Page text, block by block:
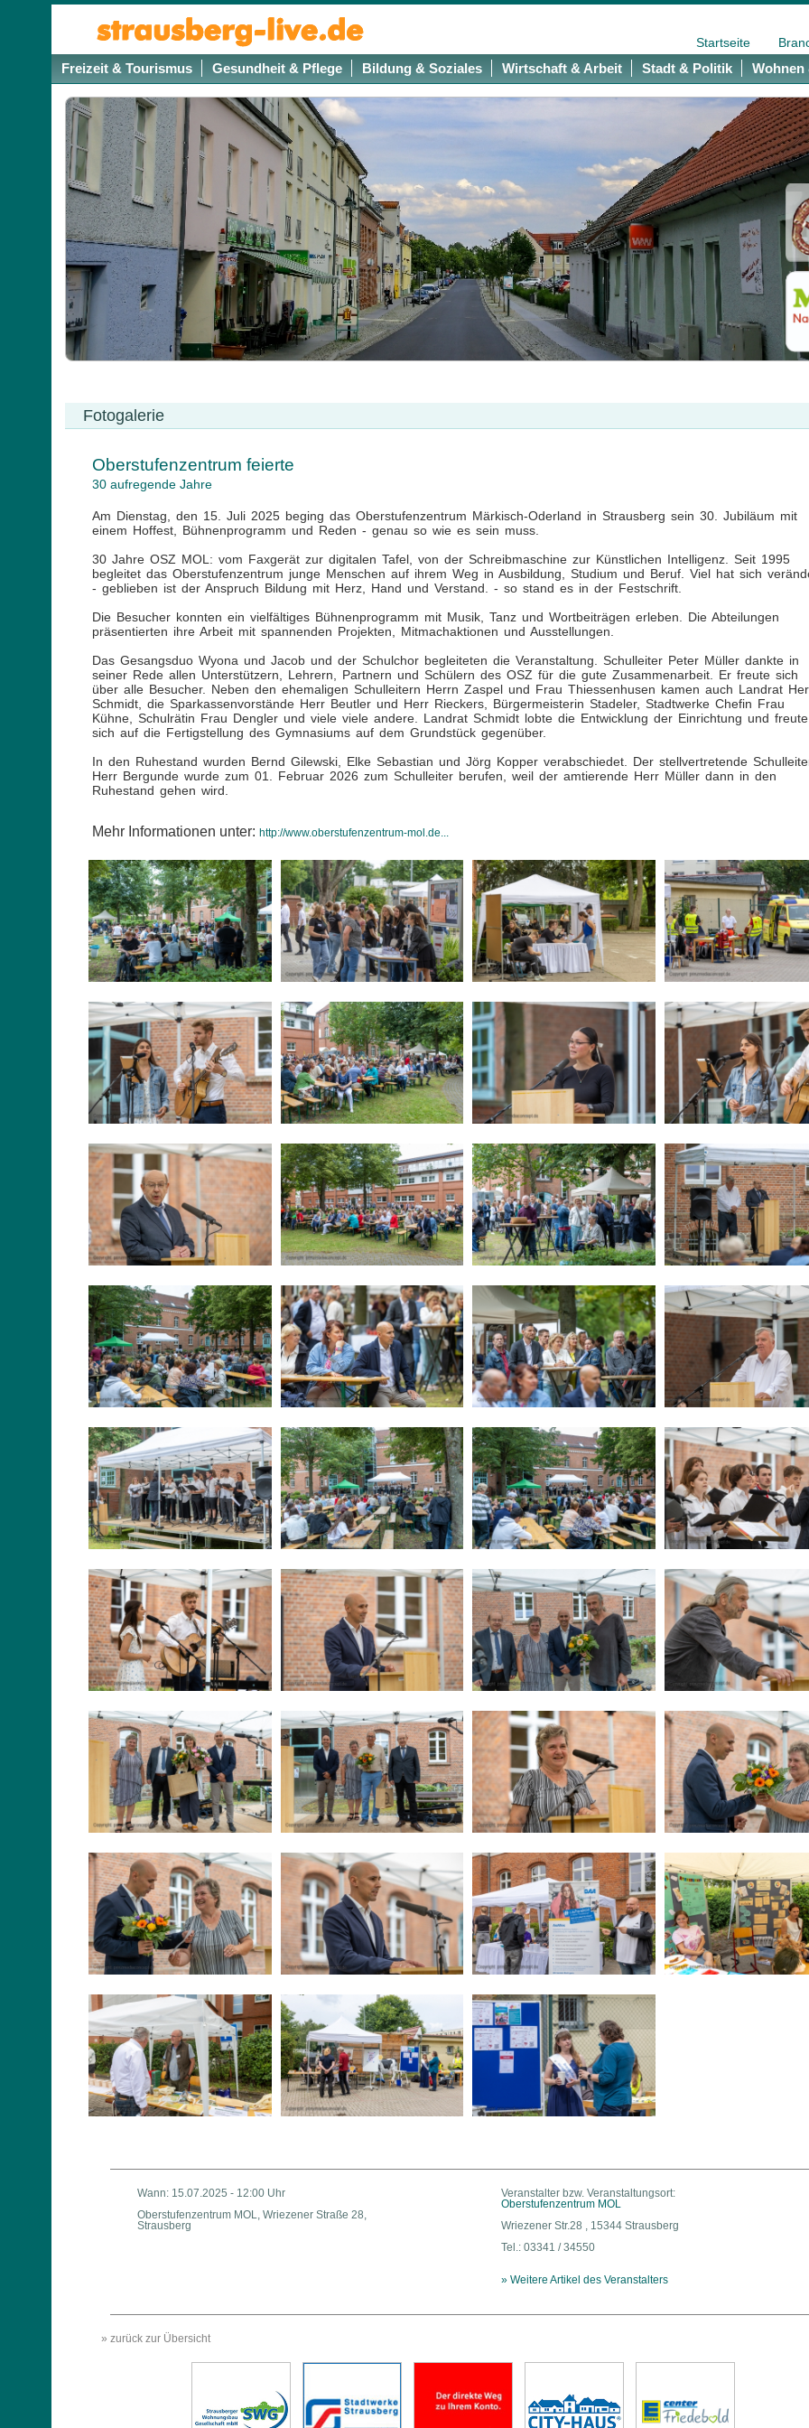
Startseite
Freizeit & Tourismus Gesundheit & Pflege Bildung & Soziales Wirtschaft & Arbeit Stadt & Politik Wohnen
Fotogalerie
Oberstufenzentrum feierte
30 aufregende Jahre
Am Dienstag, den 15. Juli 2025 beging das Oberstufenzentrum Märkisch-Oderland in Strausberg sein 30. Jubiläum mit
einem Hoffest, Bühnenprogramm und Reden - genau so wie es sein muss.
30 Jahre OSZ MOL: vom Faxgerät zur digitalen Tafel, von der Schreibmaschine zur Künstlichen Intelligenz. Seit 1995
begleitet das Oberstufenzentrum junge Menschen auf ihrem Weg in Ausbildung, Studium und Beruf. Viel hat sich
- geblieben ist der Anspruch Bildung mit Herz, Hand und Verstand. - so stand es in der Festschrift.
Die Besucher konnten ein vielfältiges Bühnenprogramm mit Musik, Tanz und Wortbeiträgen erleben. Die Abteilungen
präsentierten ihre Arbeit mit spannenden Projekten, Mitmachaktionen und Ausstellungen.
Das Gesangsduo Wyona und Jacob und der Schulchor begleiteten die Veranstaltung. Schulleiter Peter Müller dankte in
seiner Rede allen Unterstützern, Lehrern, Partnern und Schülern des OSZ für die gute Zusammenarbeit. Er freute sich
über alle Besucher. Neben den ehemaligen Schulleitern Herrn Zaspel und Frau Thiessenhusen kamen auch Landrat
Schmidt, die Sparkassenvorstände Herr Beutler und Herr Rieckers, Bürgermeisterin Stadeler, Stadtwerke Chefin Frau
Kühne, Schulrätin Frau Dengler und viele viele andere. Landrat Schmidt lobte die Entwicklung der Einrichtung und freute
sich auf die Fertigstellung des Gymnasiums auf dem Grundstück gegenüber.
In den Ruhestand wurden Bernd Gilewski, Elke Sebastian und Jörg Kopper verabschiedet. Der stellvertretende
Herr Bergunde wurde zum 01. Februar 2026 zum Schulleiter berufen, weil der amtierende Herr Müller dann in den
Ruhestand gehen wird.
Mehr Informationen unter: http://www.oberstufenzentrum-mol.de...
Wann: 15.07.2025 - 12:00 Uhr
Oberstufenzentrum MOL, Wriezener Straße 28,
Strausberg
Veranstalter bzw. Veranstaltungsort:
Oberstufenzentrum MOL
Wriezener Str.28 , 15344 Strausberg
Tel.: 03341 / 34550
» Weitere Artikel des Veranstalters
» zurück zur Übersicht